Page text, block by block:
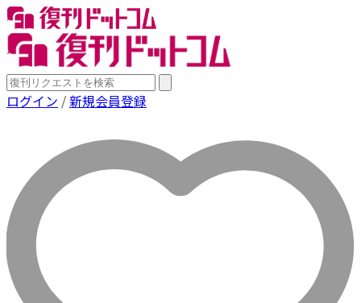
ログイン /新規会員登録